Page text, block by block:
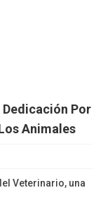
Por
Animales
Veterinario, una